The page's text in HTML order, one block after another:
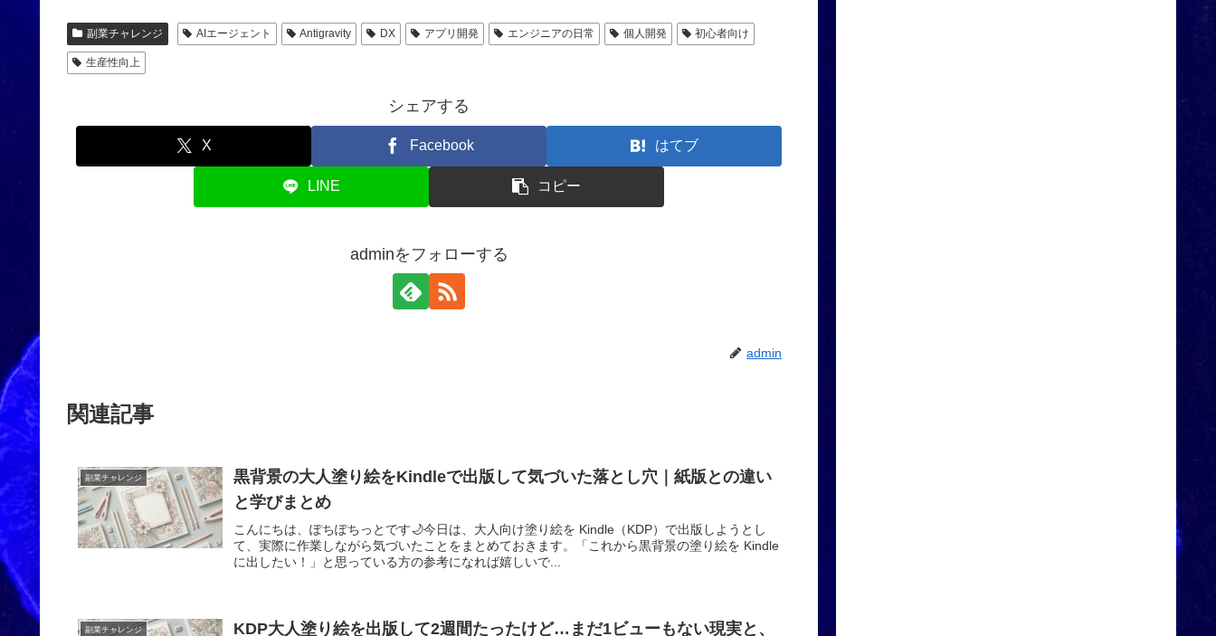
副業チャレンジ AIエージェント Antigravity DX アプリ開発 エンジニアの日常 個人開発 初心者向け
生産性向上
シェアする
X Facebook はてブ
LINE コピー
adminをフォローする
admin
関連記事
副業チャレンジ
黒背景の大人塗り絵をKindleで出版して気づいた落とし穴｜紙版との違い
と学びまとめ
こんにちは、ぽちぽちっとです🌙今日は、大人向け塗り絵を Kindle（KDP）で出版しようとし
て、実際に作業しながら気づいたことをまとめておきます。「これから黒背景の塗り絵を Kindle
に出したい！」と思っている方の参考になれば嬉しいで...
副業チャレンジ KDP大人塗り絵を出版して2週間たったけど…まだ1ビューもない現実と、